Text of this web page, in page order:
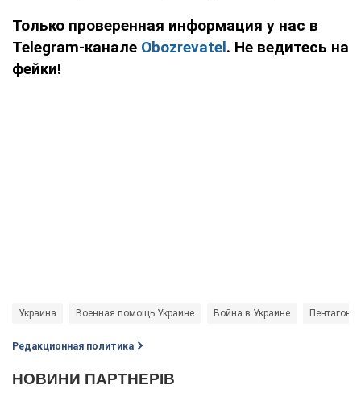
Только проверенная информация у нас в
Telegram-канале Obozrevatel. Не ведитесь на
фейки!
Украина Военная помощь Украине Война в Украине Пентагон
Редакционная политика